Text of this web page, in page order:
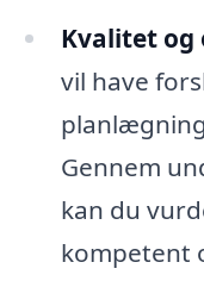
Kvalitet og
vil have
Gennem
kan du
kompetent